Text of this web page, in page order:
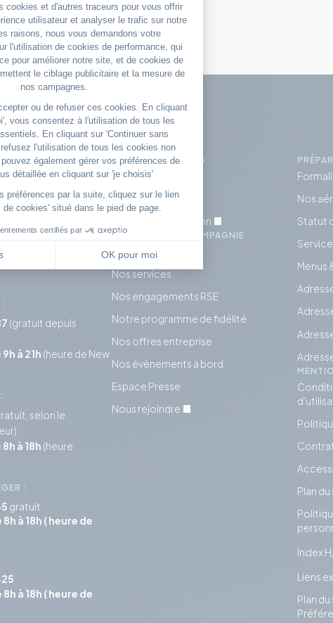
réservation, une
poser vos questions
:
8h à 18h ( heure de
:
(gratuit depuis
9h à 21h (heure de New
selon le
8h à 18h (heure
:
gratuit
8h à 18h ( heure de
8h à 18h ( heure de
MES RÉSERVATIONS
S'enregistrer
Réserver un vol
Gérer ma réservation
DÉCOUVREZ LA COMPAGNIE
Qui sommes-nous
Nos services
Nos engagements RSE
Notre programme de fidélité
Nos offres entreprise
Nos évènements à bord
Espace Presse
Nous rejoindre
Nos
Statut
Menus
Plan du
Index
Liens
Plan du